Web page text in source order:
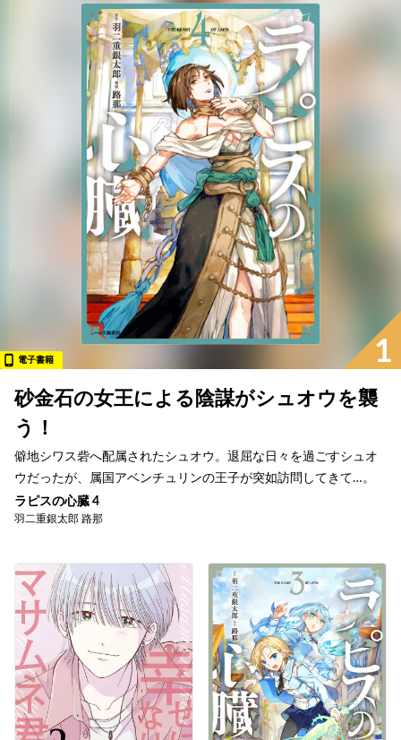
1
電子書籍
砂金石の女王による陰謀がシュオウを襲
う！
僻地シワス砦へ配属されたシュオウ。退屈な日々を過ごすシュオ
ウだったが、属国アベンチュリンの王子が突如訪問してきて…。
ラピスの心臓 4
羽二重銀太郎 路那